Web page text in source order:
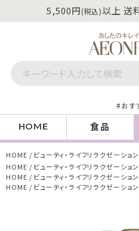
5,500円(税込)以上 送
おす
HOME 食品
HOME ビューティ・ライフリラクゼーション
HOME
ビューティ・ライフリラクゼーション
HOME
ビューティ・ライフリラクゼーション
HOME
ビューティ・ライフリラクゼーション